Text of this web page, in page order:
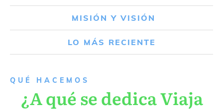
MISIÓN Y VISIÓN
LO MÁS RECIENTE
QUÉ HACEMOS
¿A qué se dedica Viaja